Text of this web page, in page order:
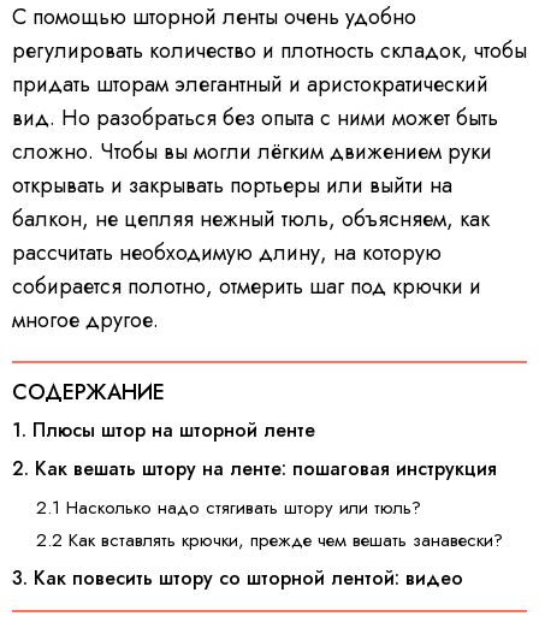
С помощью шторной ленты очень удобно
регулировать количество и плотность складок, чтобы
придать шторам элегантный и аристократический
вид. Но разобраться без опыта с ними может быть
сложно. Чтобы вы могли лёгким движением руки
открывать и закрывать портьеры или выйти на
балкон, не цепляя нежный тюль, объясняем, как
рассчитать необходимую длину, на которую
собирается полотно, отмерить шаг под крючки и
многое другое.
СОДЕРЖАНИЕ
1. Плюсы штор на шторной ленте
2. Как вешать штору на ленте: пошаговая инструкция
2.1 Насколько надо стягивать штору или тюль?
2.2 Как вставлять крючки, прежде чем вешать занавески?
3. Как повесить штору со шторной лентой: видео